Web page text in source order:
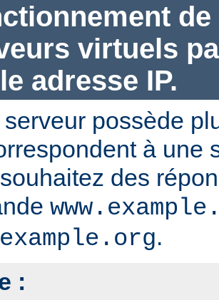
virtuels
adresse IP.
serveur possède
à une
des
.
: